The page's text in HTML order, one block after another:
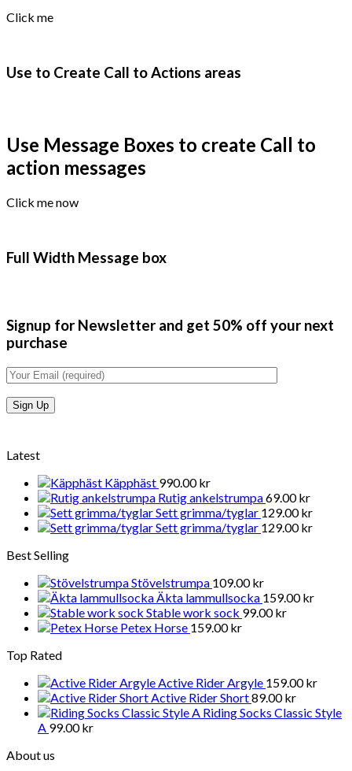
Click me
Use to Create Call to Actions areas
Use Message Boxes to create Call to
action messages
Click me now
Full Width Message box
Signup for Newsletter and get 50% off your next
purchase
Latest
Käpphäst 990.00kr
Rutig ankelstrumpa69.00kr
Sett grimma/tyglar 129.00kr
Sett grimma/tyglar 129.00kr
Best Selling
Stövelstrumpa 109.00kr
Äkta lammullsocka 159.00kr
Stable work sock 99.00kr
Petex Horse 159.00kr
Top Rated
Active Rider Argyle 159.00kr
Active Rider Short89.00kr
Riding Socks Classic Style
A 99.00kr
About us